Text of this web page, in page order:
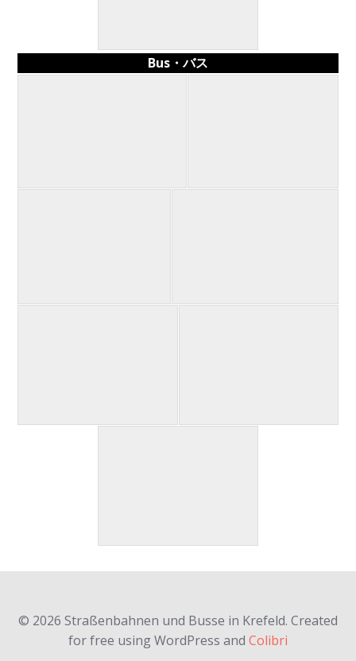
Bus・バス
© 2026 Straßenbahnen und Busse in Krefeld. Created
for free using WordPress and Colibri